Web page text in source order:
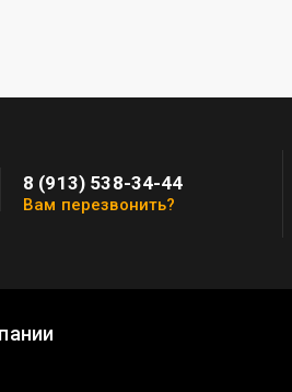
8 (913) 538-34-44
Вам перезвонить?